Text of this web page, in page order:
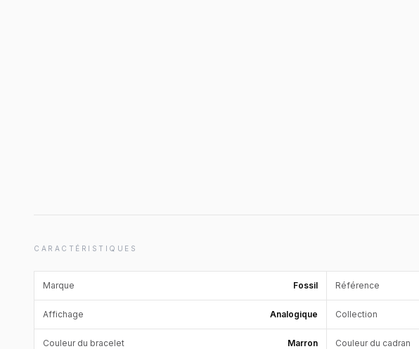
CARACTÉRISTIQUES
Marque Fossil Référence
Affichage Analogique Collection
Couleur du bracelet Marron Couleur du cadran